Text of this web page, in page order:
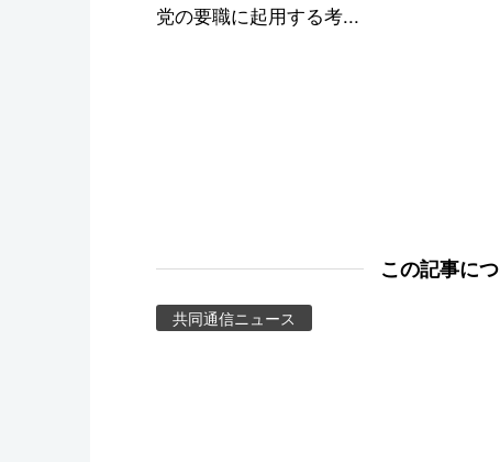
党の要職に起用する考...
この記事に
共同通信ニュース